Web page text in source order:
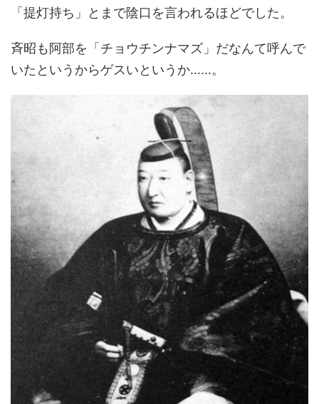
「提灯持ち」とまで陰口を言われるほどでした。
斉昭も阿部を「チョウチンナマズ」だなんて呼んで
いたというからゲスいというか……。